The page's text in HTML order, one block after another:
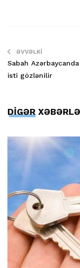
ƏVVƏLKI
Sabah
isti gözlənilir
DİGƏR